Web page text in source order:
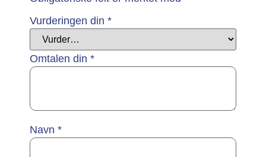
Vurderingen din *
Omtalen din *
Navn *